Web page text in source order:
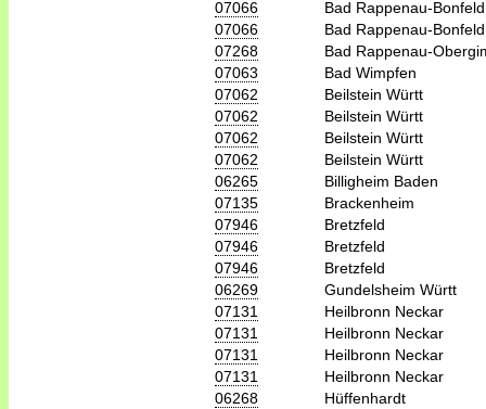
07066
Bad Rappenau-Bonfeld
07066
Bad Rappenau-Bonfeld
07268
Bad Rappenau-
07063
Bad Wimpfen
07062
Beilstein Württ
07062
Beilstein Württ
07062
Beilstein Württ
07062
Beilstein Württ
06265
Billigheim Baden
07135
Brackenheim
07946
Bretzfeld
07946
Bretzfeld
07946
Bretzfeld
06269
Gundelsheim Württ
07131
Heilbronn Neckar
07131
Heilbronn Neckar
07131
Heilbronn Neckar
07131
Heilbronn Neckar
06268
Hüffenhardt